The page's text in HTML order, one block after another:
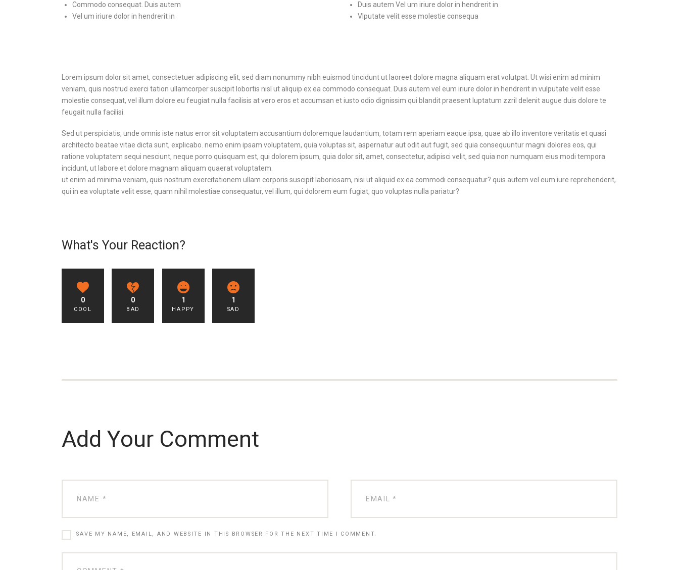
Commodo consequat. Duis autem
Vel um iriure dolor in hendrerit in
Duis autem Vel um iriure dolor in hendrerit in
Vlputate velit esse molestie consequa
Lorem ipsum dolor sit amet, consectetuer adipiscing elit, sed diam nonummy nibh euismod tincidunt ut laoreet dolore magna aliquam erat volutpat. Ut wisi enim ad minim
veniam, quis nostrud exerci tation ullamcorper suscipit lobortis nisl ut aliquip ex ea commodo consequat. Duis autem vel eum iriure dolor in hendrerit in vulputate velit esse
molestie consequat, vel illum dolore eu feugiat nulla facilisis at vero eros et accumsan et iusto odio dignissim qui blandit praesent luptatum zzril delenit augue duis dolore te
feugait nulla facilisi.
Sed ut perspiciatis, unde omnis iste natus error sit voluptatem accusantium doloremque laudantium, totam rem aperiam eaque ipsa, quae ab illo inventore veritatis et quasi
architecto beatae vitae dicta sunt, explicabo. nemo enim ipsam voluptatem, quia voluptas sit, aspernatur aut odit aut fugit, sed quia consequuntur magni dolores eos, qui
ratione voluptatem sequi nesciunt, neque porro quisquam est, qui dolorem ipsum, quia dolor sit, amet, consectetur, adipisci velit, sed quia non numquam eius modi tempora
incidunt, ut labore et dolore magnam aliquam quaerat voluptatem.
ut enim ad minima veniam, quis nostrum exercitationem ullam corporis suscipit laboriosam, nisi ut aliquid ex ea commodi consequatur? quis autem vel eum iure reprehenderit,
qui in ea voluptate velit esse, quam nihil molestiae consequatur, vel illum, qui dolorem eum fugiat, quo voluptas nulla pariatur?
What's Your Reaction?
0
COOL
0
BAD
1
HAPPY
1
SAD
Add Your Comment
SAVE MY NAME, EMAIL, AND WEBSITE IN THIS BROWSER FOR THE NEXT TIME I COMMENT.